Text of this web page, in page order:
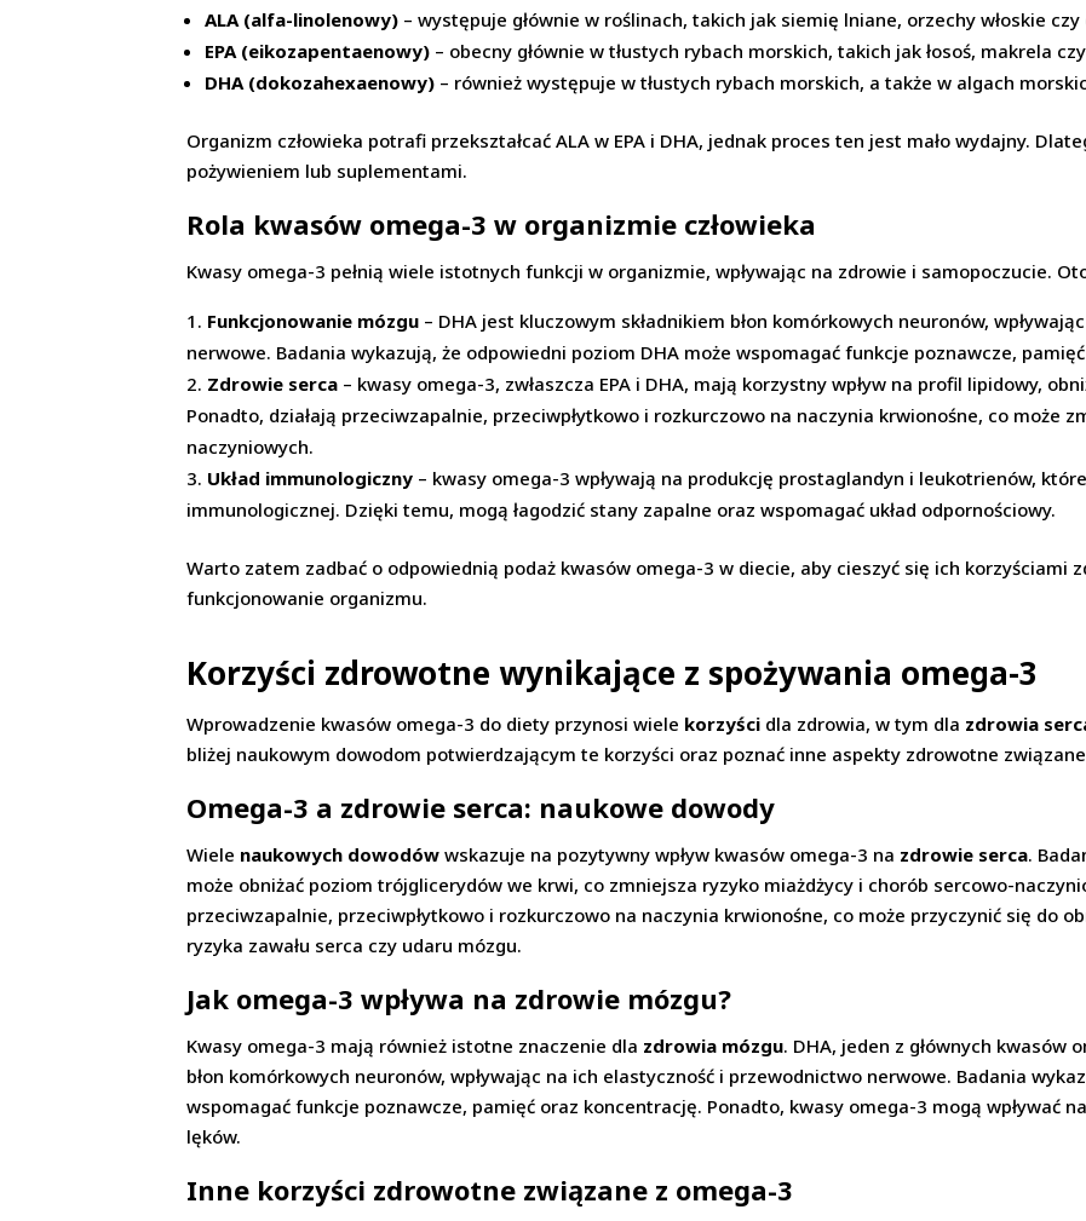
ALA (alfa-linolenowy) – występuje głównie w roślinach, takich jak siemię lniane, orzechy włoskie
EPA (eikozapentaenowy) – obecny głównie w tłustych rybach morskich, takich jak łosoś, makrela
DHA (dokozahexaenowy) – również występuje w tłustych rybach morskich, a także w algach
Organizm człowieka potrafi przekształcać ALA w EPA i DHA, jednak proces ten jest mało wydajny.
pożywieniem lub suplementami.
Rola kwasów omega-3 w organizmie człowieka
Kwasy omega-3 pełnią wiele istotnych funkcji w organizmie, wpływając na zdrowie i samopoczucie.
Funkcjonowanie mózgu – DHA jest kluczowym składnikiem błon komórkowych neuronów,
nerwowe. Badania wykazują, że odpowiedni poziom DHA może wspomagać funkcje poznawcze,
Zdrowie serca – kwasy omega-3, zwłaszcza EPA i DHA, mają korzystny wpływ na profil lipidowy,
Ponadto, działają przeciwzapalnie, przeciwpłytkowo i rozkurczowo na naczynia krwionośne, co może
naczyniowych.
Układ immunologiczny – kwasy omega-3 wpływają na produkcję prostaglandyn i leukotrienów,
immunologicznej. Dzięki temu, mogą łagodzić stany zapalne oraz wspomagać układ odpornościowy.
Warto zatem zadbać o odpowiednią podaż kwasów omega-3 w diecie, aby cieszyć się ich korzyściami
funkcjonowanie organizmu.
Korzyści zdrowotne wynikające z spożywania omega-3
Wprowadzenie kwasów omega-3 do diety przynosi wiele korzyści dla zdrowia, w tym dla zdrowia
bliżej naukowym dowodom potwierdzającym te korzyści oraz poznać inne aspekty zdrowotne
Omega-3 a zdrowie serca: naukowe dowody
Wiele naukowych dowodów wskazuje na pozytywny wpływ kwasów omega-3 na zdrowie serca.
może obniżać poziom trójglicerydów we krwi, co zmniejsza ryzyko miażdżycy i chorób sercowo-
przeciwzapalnie, przeciwpłytkowo i rozkurczowo na naczynia krwionośne, co może przyczynić się do
ryzyka zawału serca czy udaru mózgu.
Jak omega-3 wpływa na zdrowie mózgu?
Kwasy omega-3 mają również istotne znaczenie dla zdrowia mózgu. DHA, jeden z głównych kwasów
błon komórkowych neuronów, wpływając na ich elastyczność i przewodnictwo nerwowe. Badania
wspomagać funkcje poznawcze, pamięć oraz koncentrację. Ponadto, kwasy omega-3 mogą wpływać
lęków.
Inne korzyści zdrowotne związane z omega-3